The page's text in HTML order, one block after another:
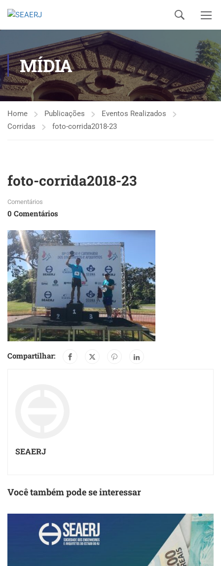
MÍDIA
Home Publicações
Eventos Realizados
Corridas
foto-corrida2018-23
foto-corrida2018-23
Comentários
0 Comentários
Compartilhar:
SEAERJ
Você também pode se interessar